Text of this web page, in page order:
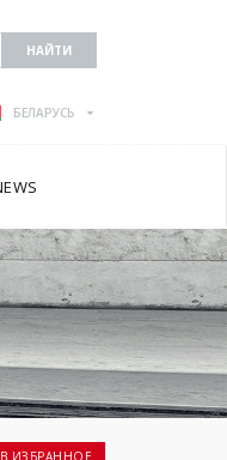
БЕЛАРУСЬ
В ИЗБРАННОЕ